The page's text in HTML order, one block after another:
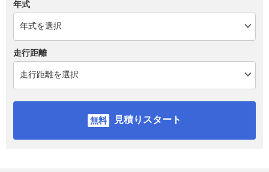
年式
走行距離
見積りスタート